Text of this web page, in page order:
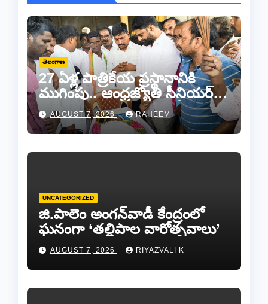
తెలంగాణ
27 ఏళ్ల పాత్రికేయ ప్రస్థానానికి
ముగింపు.. ఆంధ్రజ్యోతి సీనియర్
జర్నలిస్టు సల్ల ఆశన్నకు కన్నీటి
వీడ్కోలు…
AUGUST 7, 2026 RAHEEM
UNCATEGORIZED
జి.పాలెం అంగన్‌వాడీ కేంద్రంలో
ఘనంగా ‘తల్లిపాల వారోత్సవాలు’
AUGUST 7, 2026 RIYAZVALI K